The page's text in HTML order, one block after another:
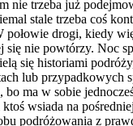
trzeba już
stale trzeba coś
drogi, kiedy
nie powtórzy. Noc
się historiami
lub
ma w sobie
wsiada na
podróżowania z